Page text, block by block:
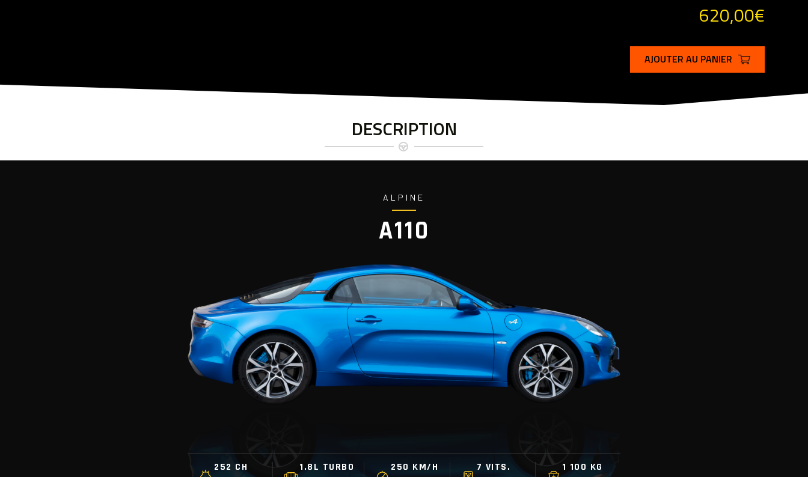
620,00€
AJOUTER AU PANIER
DESCRIPTION
ALPINE
A110
252 CH 1.8L TURBO 250 KM/H 7 VITS. 1 100 KG